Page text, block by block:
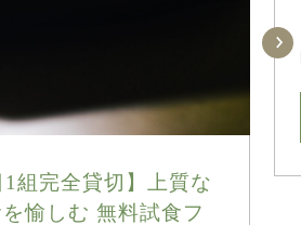
組完全貸切】上質な
愉しむ 無料試食フ